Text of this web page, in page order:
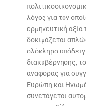
λόγος για τον
ερμηνευτική
δοκιμάζεται
ολόκληρο
διακυβέρνησης,
αναφοράς για
Ευρώπη και
συνεπάγεται